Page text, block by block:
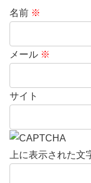
名前 ※
メール ※
サイト
上に表示された文